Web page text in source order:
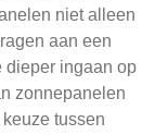
niet alleen
aan een
dieper ingaan op
zonnepanelen
tussen